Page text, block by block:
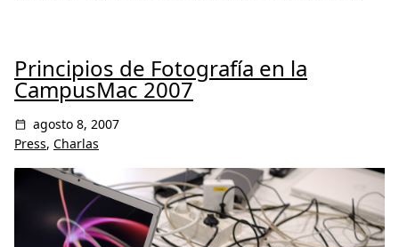
Principios de Fotografía en la
CampusMac 2007
agosto 8, 2007
Press, Charlas